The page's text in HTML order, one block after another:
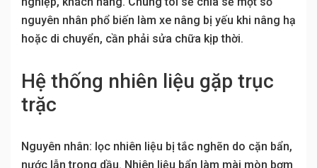
nguyên nhân phổ biến làm xe nâng bị yếu khi nâng hạ
hoặc di chuyển, cần phải sửa chữa kịp thời.
Hệ thống nhiên liệu gặp trục
trặc
Nguyên nhân: lọc nhiên liệu bị tắc nghẽn do cặn bẩn,
nước lẫn trong dầu. Nhiên liệu bẩn làm mài mòn bơm